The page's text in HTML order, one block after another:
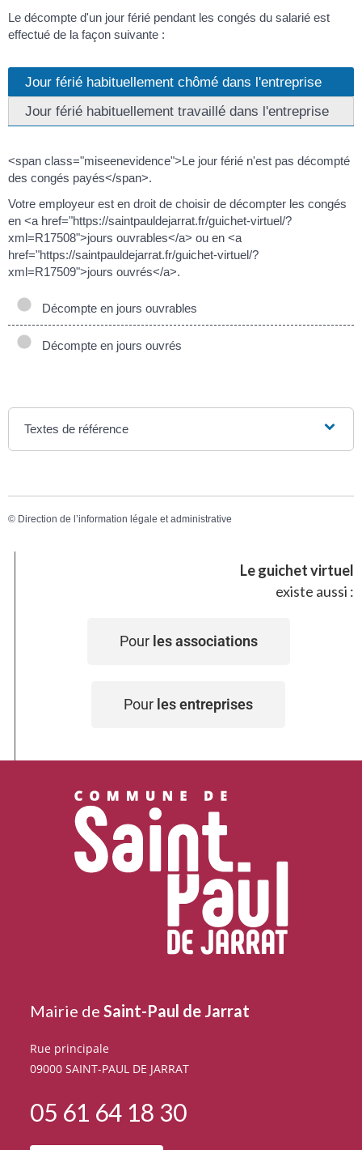
Le décompte d'un jour férié pendant les congés du salarié est
effectué de la façon suivante :
Jour férié habituellement chômé dans l'entreprise
Jour férié habituellement travaillé dans l'entreprise
<span class="miseenevidence">Le jour férié n'est pas décompté
des congés payés</span>.
Votre employeur est en droit de choisir de décompter les congés
en <a href="https://saintpauldejarrat.fr/guichet-virtuel/?
xml=R17508">jours ouvrables</a> ou en <a
href="https://saintpauldejarrat.fr/guichet-virtuel/?
xml=R17509">jours ouvrés</a>.
Décompte en jours ouvrables
Décompte en jours ouvrés
Textes de référence
© Direction de l’information légale et administrative
Le guichet virtuel
existe aussi :
Pour les associations
Pour les entreprises
Mairie deSaint-Paul de Jarrat
Rue principale
09000 SAINT-PAUL DE JARRAT
05 61 64 18 30